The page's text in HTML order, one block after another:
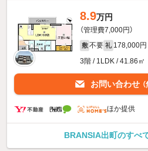
8.9万円
（管理費7,000円）
敷 不要 礼 178,000円
3階 / 1LDK / 41.86㎡
お問い合わせ
ほか提供
BRANSIA出町のすべ